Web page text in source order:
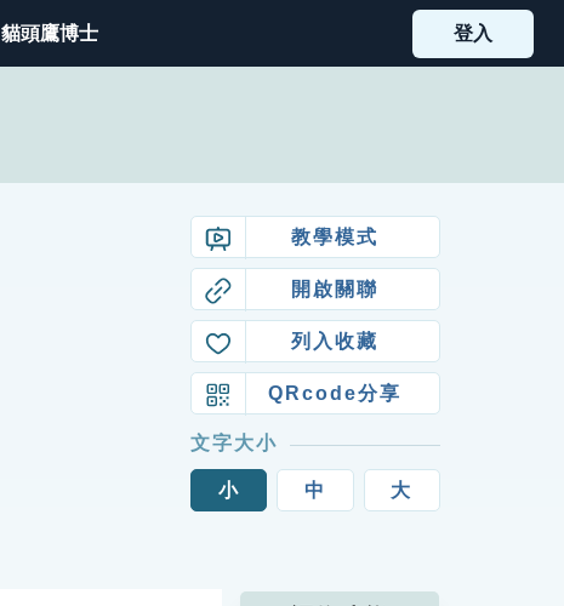
貓頭鷹博士 登入
教學模式
開啟關聯
列入收藏
QRcode分享
文字大小
小 中 大